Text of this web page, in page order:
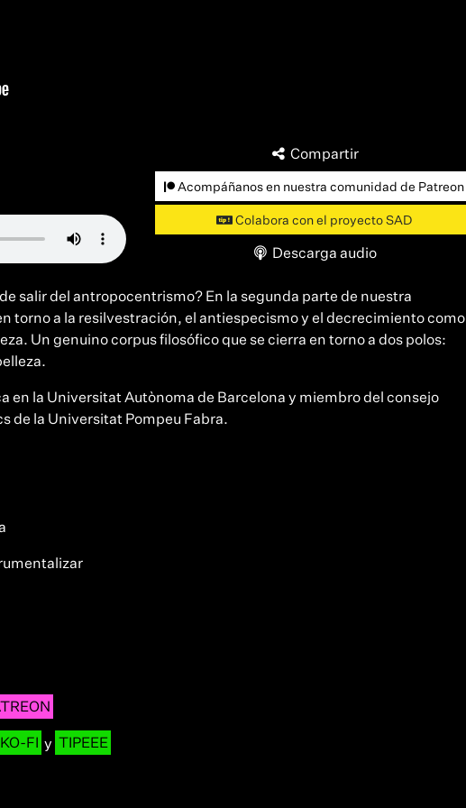
Compartir
Acompáñanos en nuestra comunidad de Patreon
Colabora con el proyecto SAD
Descarga audio
salir del antropocentrismo? En la segunda parte de nuestra
torno a la resilvestración, el antiespecismo y el decrecimiento como
Un genuino corpus filosófico que se cierra en torno a dos polos:
en la Universitat Autònoma de Barcelona y miembro del consejo
de la Universitat Pompeu Fabra.
KO-FI y TIPEEE